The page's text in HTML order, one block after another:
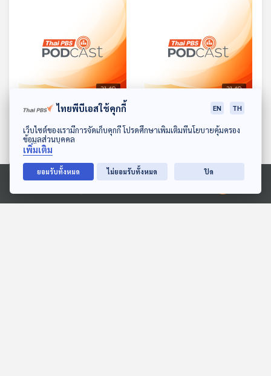
ดาวน์โหลด Thai PBS Podcast Application
Ⓒ 2020 องค์การกระจายเสียงและแพร่ภาพสาธารณะแห่งประเทศไทย
21:40
EP. 72: การสื่อสารที่ดี ช่วย
เพิ่มความรัก ความเข้าใจ
The Coach (ห้องที่ปรึกษา)
21:40
EP. 73: ปรับการเรียน
เปลี่ยนการสอน พัฒนาให้
ตอนที่เกี่ยวข้อง
ไทยพีบีเอสใช้คุกกี้ EN TH
เว็บไซต์ของเรามีการจัดเก็บคุกกี้ โปรดศึกษาเพิ่มเติมที่นโยบายคุ้มครอง
ข้อมูลส่วนบุคคล
เพิ่มเติม
ยอมรับทั้งหมด ไม่ยอมรับทั้งหมด ปิด